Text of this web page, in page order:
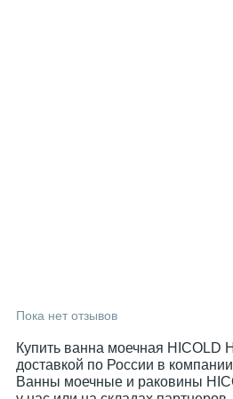
Пока нет отзывов
Купить ванна моечная
доставкой по России в
Ванны моечные и раковины